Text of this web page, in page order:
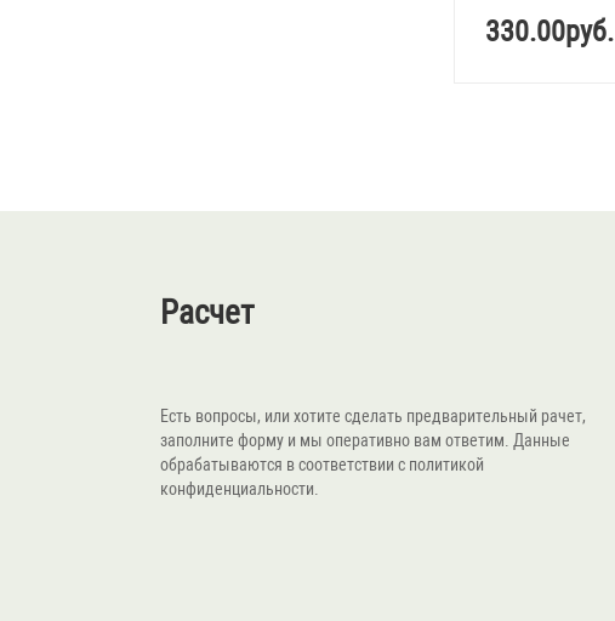
330.00руб.
Расчет
Есть вопросы, или хотите сделать предварительный рачет,
заполните форму и мы оперативно вам ответим. Данные
обрабатываются в соответствии с политикой
конфиденциальности.